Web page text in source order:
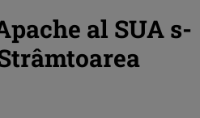
al SUA s-